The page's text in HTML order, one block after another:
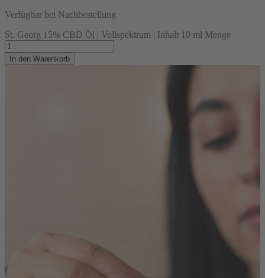
Verfügbar bei Nachbestellung
St. Georg 15% CBD Öl | Vollspektrum | Inhalt 10 ml Menge
In den Warenkorb